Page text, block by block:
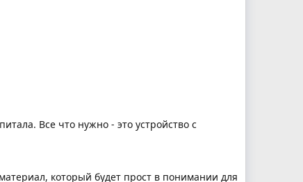
Все что нужно - это устройство с
который будет прост в понимании для